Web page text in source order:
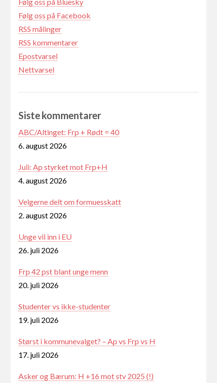
Følg oss på Facebook
RSS målinger
RSS kommentarer
Epostvarsel
Nettvarsel
Siste kommentarer
ABC/Altinget: Frp + Rødt = 40
6. august 2026
Juli: Ap styrket mot Frp+H
4. august 2026
Velgerne delt om formuesskatt
2. august 2026
Unge vil inn i EU
26. juli 2026
Frp 42 pst blant unge menn
20. juli 2026
Studenter vs ikke-studenter
19. juli 2026
Størst i kommunevalget? – Ap vs Frp vs H
17. juli 2026
Asker og Bærum: H +16 mot stv 2025 (!)